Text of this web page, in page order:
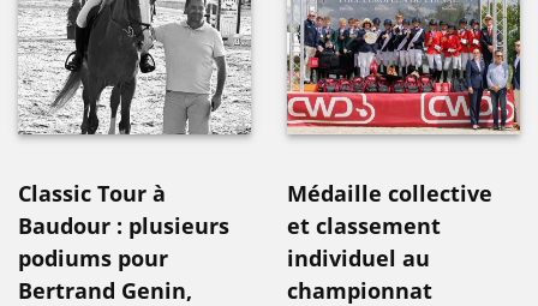
Classic Tour à
Baudour : plusieurs
podiums pour
Bertrand Genin,
Médaille collective
et classement
individuel au
championnat